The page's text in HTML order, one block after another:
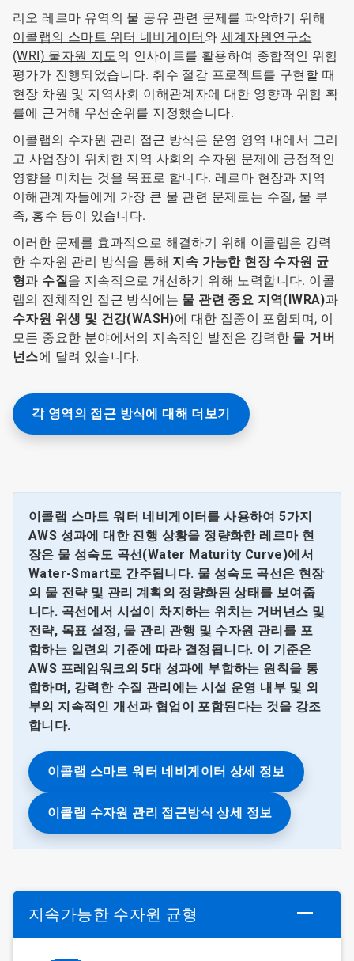
리오 레르마 유역의 물 공유 관련 문제를 파악하기 위해
이콜랩의 스마트 워터 네비게이터 와 세계자원연구소
(WRI) 물자원 지도의 인사이트를 활용하여 종합적인 위험
평가가 진행되었습니다. 취수 절감 프로젝트를 구현할 때
현장 차원 및 지역사회 이해관계자에 대한 영향과 위험 확
률에 근거해 우선순위를 지정했습니다.
이콜랩의 수자원 관리 접근 방식은 운영 영역 내에서 그리
고 사업장이 위치한 지역 사회의 수자원 문제에 긍정적인
영향을 미치는 것을 목표로 합니다. 레르마 현장과 지역
이해관계자들에게 가장 큰 물 관련 문제로는 수질, 물 부
족, 홍수 등이 있습니다.
이러한 문제를 효과적으로 해결하기 위해 이콜랩은 강력
한 수자원 관리 방식을 통해 지속 가능한 현장 수자원 균
형과 수질을 지속적으로 개선하기 위해 노력합니다. 이콜
랩의 전체적인 접근 방식에는 물 관련 중요 지역(IWRA)과
수자원 위생 및 건강(WASH)에 대한 집중이 포함되며, 이
모든 중요한 분야에서의 지속적인 발전은 강력한 물 거버
넌스​​​​​​​에 달려 있습니다.​​​​​​​
각 영역의 접근 방식에 대해 더보기
이콜랩 스마트 워터 네비게이터를 사용하여 5가지
AWS 성과에 대한 진행 상황을 정량화한 레르마 현
장은 물 성숙도 곡선(Water Maturity Curve)에서
Water-Smart로 간주됩니다. 물 성숙도 곡선은 현장
의 물 전략 및 관리 계획의 정량화된 상태를 보여줍
니다. 곡선에서 시설이 차지하는 위치는 거버넌스 및
전략, 목표 설정, 물 관리 관행 및 수자원 관리를 포
함하는 일련의 기준에 따라 결정됩니다. 이 기준은
AWS 프레임워크의 5대 성과에 부합하는 원칙을 통
합하며, 강력한 수질 관리에는 시설 운영 내부 및 외
부의 지속적인 개선과 협업이 포함된다는 것을 강조
합니다.
이콜랩 스마트 워터 네비게이터 상세 정보
이콜랩 수자원 관리 접근방식 상세 정보
지속가능한 수자원 균형